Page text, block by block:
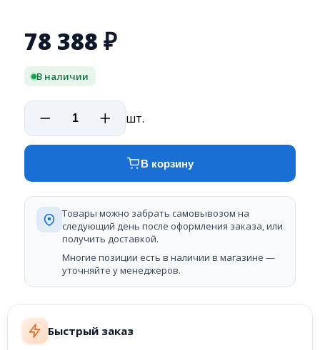
Быстрый заказ
78 388 ₽
В наличии
шт.
В корзину
Товары можно забрать самовывозом на
следующий день после оформления заказа, или
получить доставкой.
Многие позиции есть в наличии в магазине —
уточняйте у менеджеров.